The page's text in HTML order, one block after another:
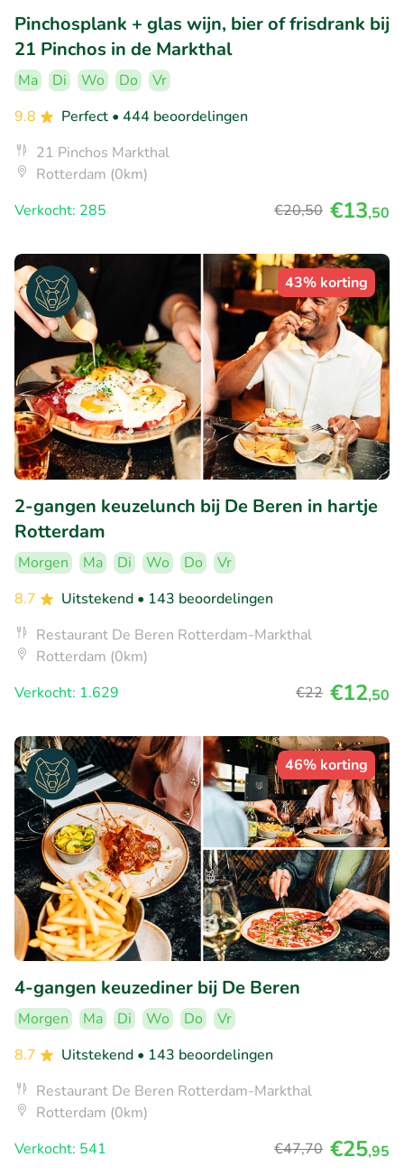
Pinchosplank + glas wijn, bier of frisdrank bij
21 Pinchos in de Markthal
Ma Di Wo Do
Vr
9.8
Perfect • 444 beoordelingen
21 Pinchos Markthal
Rotterdam (0km)
Verkocht: 285
€20,50 €13,50
43% korting
2-gangen keuzelunch bij De Beren in hartje
Rotterdam
Morgen Ma Di Wo Do
Vr
8.7
Uitstekend • 143 beoordelingen
Restaurant De Beren Rotterdam-Markthal
Rotterdam (0km)
Verkocht: 1.629
€22 €12,50
46% korting
4-gangen keuzediner bij De Beren
Morgen Ma Di Wo Do
Vr
8.7
Uitstekend • 143 beoordelingen
Restaurant De Beren Rotterdam-Markthal
Rotterdam (0km)
Verkocht: 541
€47,70 €25,95